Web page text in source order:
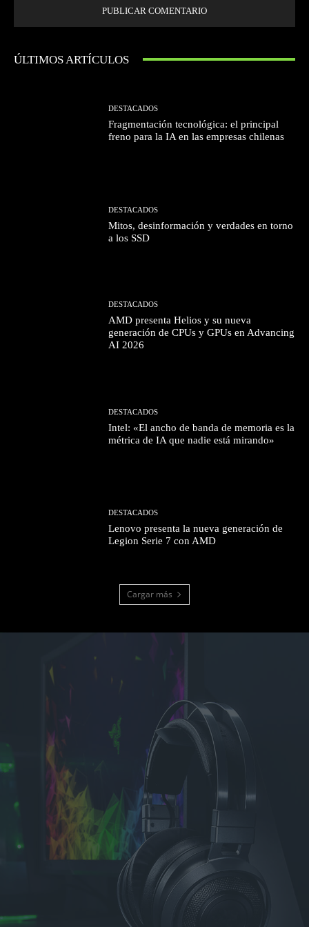
ÚLTIMOS ARTÍCULOS
DESTACADOS
Fragmentación tecnológica: el principal
freno para la IA en las empresas chilenas
DESTACADOS
Mitos, desinformación y verdades en torno
a los SSD
DESTACADOS
AMD presenta Helios y su nueva
generación de CPUs y GPUs en Advancing
AI 2026
DESTACADOS
Intel: «El ancho de banda de memoria es la
métrica de IA que nadie está mirando»
DESTACADOS
Lenovo presenta la nueva generación de
Legion Serie 7 con AMD
Cargar más